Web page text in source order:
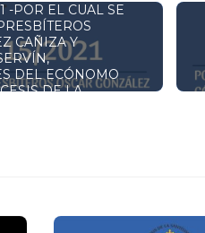
-POR EL CUAL SE
CAÑIZA Y
DEL ECÓNOMO
DE LA